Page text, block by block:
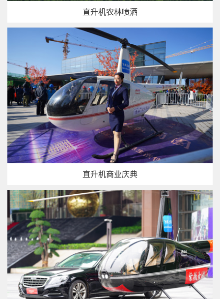
直升机农林喷洒
直升机商业庆典